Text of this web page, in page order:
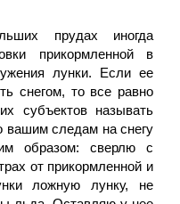
прудах иногда
прикормленной в
лунки. Если ее
снегом, то все равно
субъектов называть
следам на снегу
образом: сверлю с
от прикормленной и
ложную лунку, не